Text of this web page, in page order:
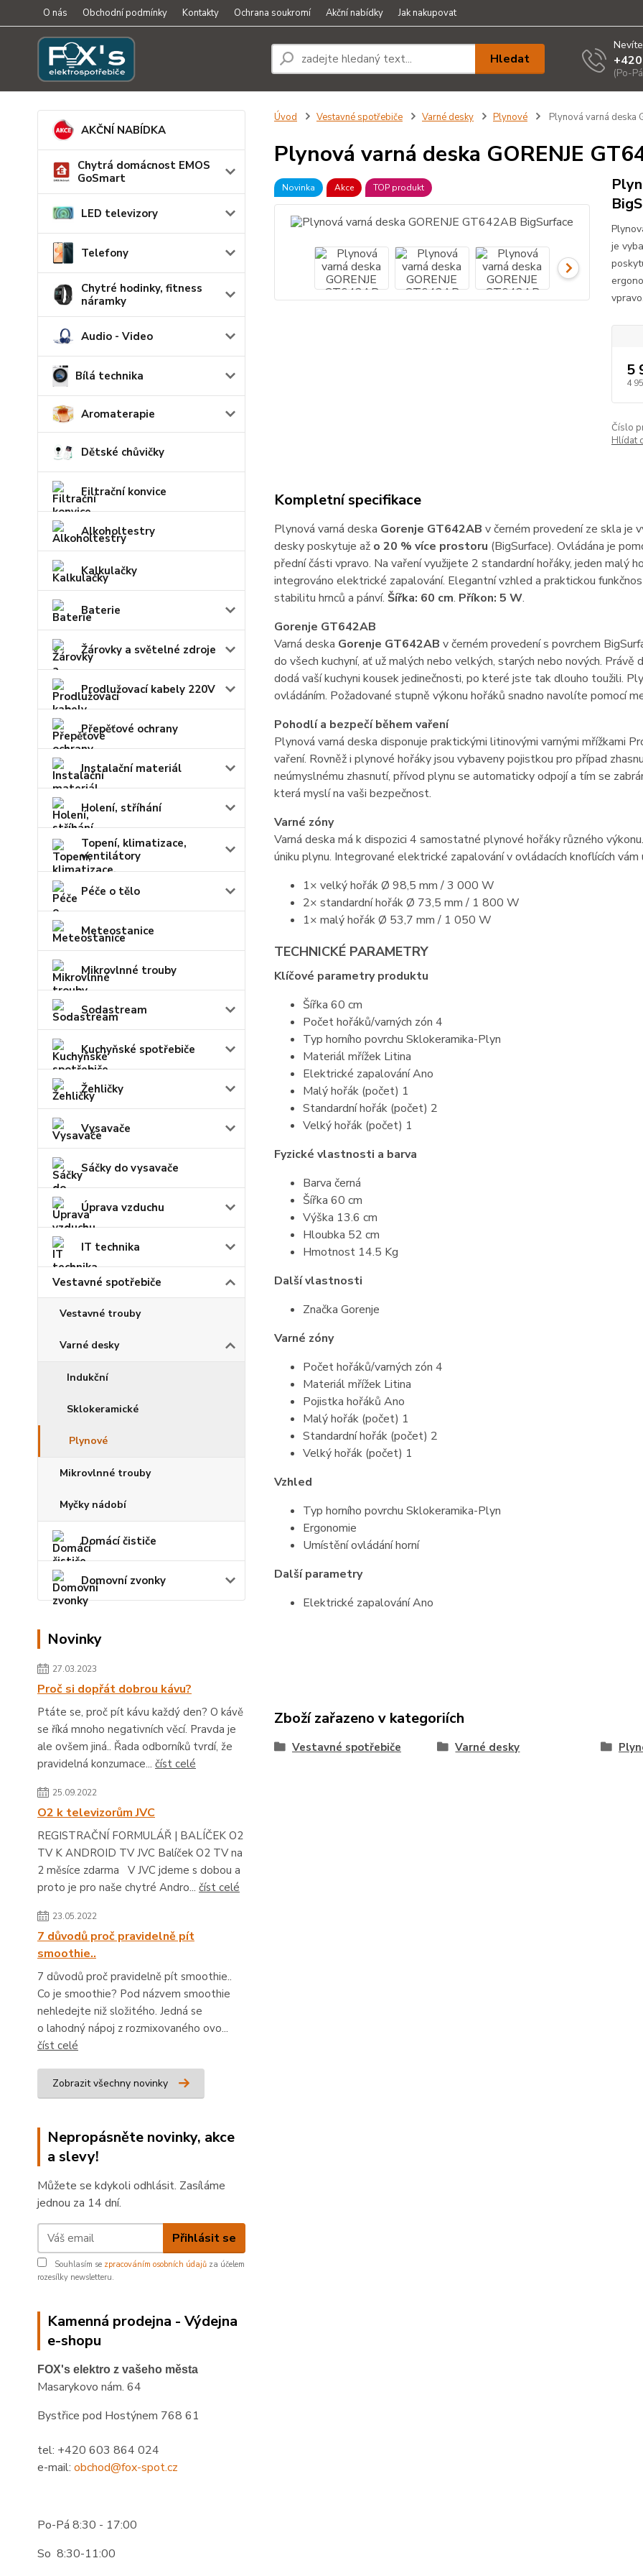
O nás Obchodní podmínky Kontakty Ochrana soukromí Akční nabídky Jak nakupovat
Hledat
(Po-
AKČNÍ NABÍDKA
Chytrá domácnost EMOS
GoSmart
LED televizory
Telefony
Chytré hodinky, fitness
náramky
Audio - Video
Bílá technika
Aromaterapie
Dětské chůvičky
Filtrační konvice
Alkoholtestry
Kalkulačky
Baterie
Žárovky a světelné zdroje
Prodlužovací kabely 220V
Přepěťové ochrany
Instalační materiál
Holení, stříhání
Topení, klimatizace,
ventilátory
Péče o tělo
Meteostanice
Mikrovlnné trouby
Sodastream
Kuchyňské spotřebiče
Žehličky
Vysavače
Sáčky do vysavače
Úprava vzduchu
IT technika
Vestavné spotřebiče
Vestavné trouby
Varné desky
Indukční
Sklokeramické
Plynové
Mikrovlnné trouby
Myčky nádobí
Domácí čističe
Domovní zvonky
Novinky
27.03.2023
Proč si dopřát dobrou kávu?
Ptáte se, proč pít kávu každý den? O kávě
se říká mnoho negativních věcí. Pravda je
ale ovšem jiná.. Řada odborníků tvrdí, že
pravidelná konzumace... číst celé
25.09.2022
O2 k televizorům JVC
REGISTRAČNÍ FORMULÁŘ | BALÍČEK O2
TV K ANDROID TV JVC Balíček O2 TV na
2 měsíce zdarma V JVC jdeme s dobou a
proto je pro naše chytré Andro... číst celé
23.05.2022
7 důvodů proč pravidelně pít
smoothie..
7 důvodů proč pravidelně pít smoothie..
Co je smoothie? Pod názvem smoothie
nehledejte niž složitého. Jedná se
o lahodný nápoj z rozmixovaného ovo...
číst celé
Zobrazit všechny novinky
Nepropásněte novinky, akce
a slevy!
Můžete se kdykoli odhlásit. Zasíláme
jednou za 14 dní.
Přihlásit se
Souhlasím se zpracováním osobních údajů za účelem
rozesílky newsletteru.
Kamenná prodejna - Výdejna
e-shopu
FOX's elektro z vašeho města
Masarykovo nám. 64
Bystřice pod Hostýnem 768 61
tel: +420 603 864 024
e-mail: obchod@fox-spot.cz
Po-Pá 8:30 - 17:00
So 8:30-11:00
Úvod Vestavné spotřebiče Varné desky Plynové Plynová varná deska
Plynová varná deska GORENJE
Novinka Akce TOP produkt
je
5
4
Číslo
Hlídat
Kompletní specifikace
Plynová varná deska Gorenje GT642AB v černém provedení ze skla je
desky poskytuje ažo 20 % více prostoru (BigSurface). Ovládána je
přední části vpravo. Na vaření využijete 2 standardní hořáky, jeden malý
integrováno elektrické zapalování. Elegantní vzhled a praktickou
stabilitu hrnců a pánví. Šířka: 60 cm. Příkon: 5 W.
Gorenje GT642AB
Varná deska Gorenje GT642AB v černém provedení s povrchem
do všech kuchyní, ať už malých nebo velkých, starých nebo nových.
dodá vaší kuchyni kousek jedinečnosti, po které jste tak dlouho toužili.
ovládáním. Požadované stupně výkonu hořáků snadno navolíte pomocí
Pohodlí a bezpečí během vaření
Plynová varná deska disponuje praktickými litinovými varnými mřížkami
vaření. Rovněž i plynové hořáky jsou vybaveny pojistkou pro případ
neúmyslnému zhasnutí, přívod plynu se automaticky odpojí a tím se
která myslí na vaši bezpečnost.
Varné zóny
Varná deska má k dispozici 4 samostatné plynové hořáky různého
úniku plynu. Integrované elektrické zapalování v ovládacích knoflících vám
1× velký hořák Ø 98,5 mm / 3 000 W
2× standardní hořák Ø 73,5 mm / 1 800 W
1× malý hořák Ø 53,7 mm / 1 050 W
TECHNICKÉ PARAMETRY
Klíčové parametry produktu
Šířka 60 cm
Počet hořáků/varných zón 4
Typ horního povrchu Sklokeramika-Plyn
Materiál mřížek Litina
Elektrické zapalování Ano
Malý hořák (počet) 1
Standardní hořák (počet) 2
Velký hořák (počet) 1
Fyzické vlastnosti a barva
Barva černá
Šířka 60 cm
Výška 13.6 cm
Hloubka 52 cm
Hmotnost 14.5 Kg
Další vlastnosti
Značka Gorenje
Varné zóny
Počet hořáků/varných zón 4
Materiál mřížek Litina
Pojistka hořáků Ano
Malý hořák (počet) 1
Standardní hořák (počet) 2
Velký hořák (počet) 1
Vzhled
Typ horního povrchu Sklokeramika-Plyn
Ergonomie
Umístění ovládání horní
Další parametry
Elektrické zapalování Ano
Zboží zařazeno v kategoriích
Vestavné spotřebiče Varné desky